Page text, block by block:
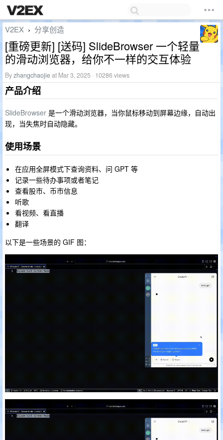
V2EX › 分享创造
[重磅更新] [送码] SlideBrowser 一个轻量
的滑动浏览器，给你不一样的交互体验
Byzhangchaojieat Mar 3, 2025 · 10286 views
产品介绍
SlideBrowser 是一个滑动浏览器，当你鼠标移动到屏幕边缘，自动出
现，当失焦时自动隐藏。
使用场景
在应用全屏模式下查询资料、问 GPT 等
记录一些待办事项或者笔记
查看股市、币市信息
听歌
看视频、看直播
翻译
以下是一些场景的 GIF 图：